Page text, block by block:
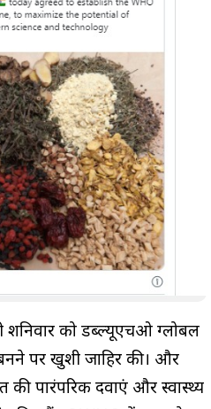
शनिवार को डब्ल्यूएचओ ग्लोबल
पर खुशी जाहिर की। और
की पारंपरिक दवाएं और स्वास्थ्य